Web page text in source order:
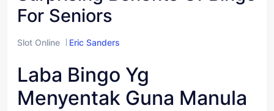
For Seniors
Slot Online Eric Sanders
Laba Bingo Yg
Menyentak Guna Manula